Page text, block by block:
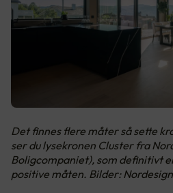
Det finnes flere måter så sette
ser du lysekronen Cluster fra
Boligcompaniet), som definitivt
positive måten. Bilder: